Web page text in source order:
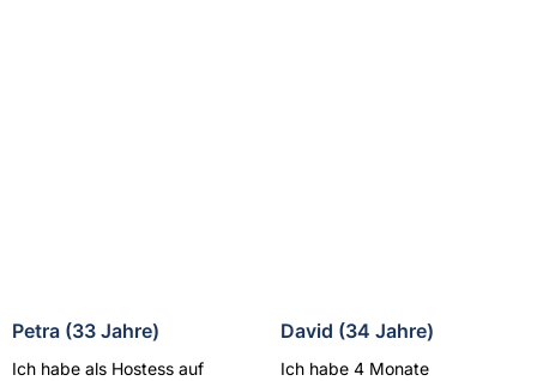
Petra (33 Jahre)
Ich habe als Hostess auf
David (34 Jahre)
Ich habe 4 Monate